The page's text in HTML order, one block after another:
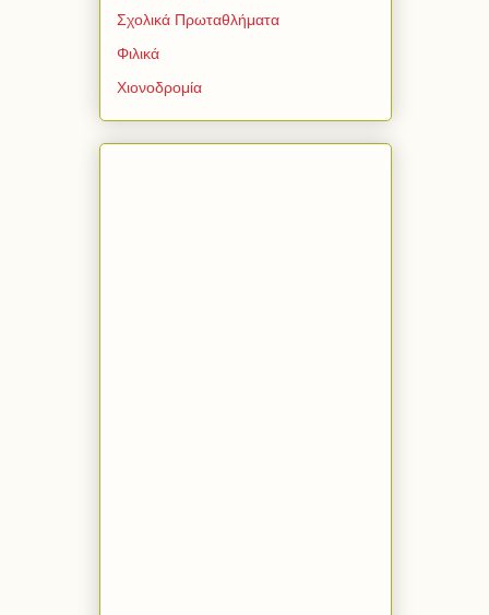
Σχολικά Πρωταθλήματα
Φιλικά
Χιονοδρομία